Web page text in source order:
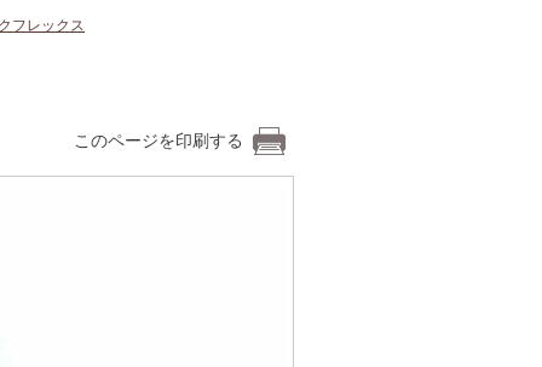
フレックス
このページを印刷する